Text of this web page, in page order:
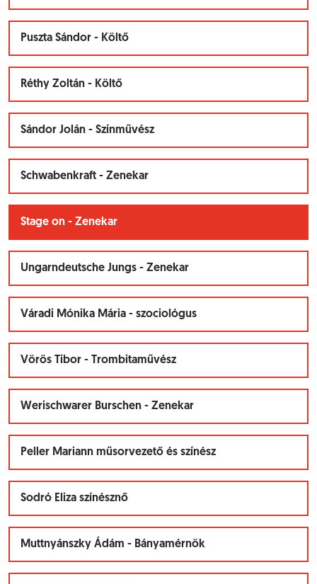
Puszta Sándor - Költő
Réthy Zoltán - Költő
Sándor Jolán - Színművész
Schwabenkraft - Zenekar
Stage on - Zenekar
Ungarndeutsche Jungs - Zenekar
Váradi Mónika Mária - szociológus
Vörös Tibor - Trombitaművész
Werischwarer Burschen - Zenekar
Peller Mariann műsorvezető és színész
Sodró Eliza színésznő
Muttnyánszky Ádám - Bányamérnök